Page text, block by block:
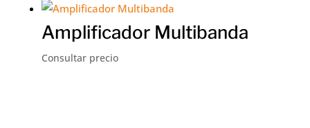
Amplificador Multibanda
Consultar precio